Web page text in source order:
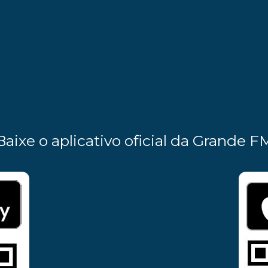
o aplicativo oficial da Grande